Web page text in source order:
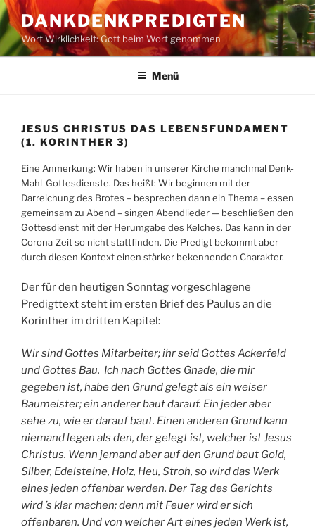
Zum
Inhalt
springen
DANKDENKPREDIGTEN
Wort Wirklichkeit: Gott beim Wort genommen
Menü
JESUS CHRISTUS DAS LEBENSFUNDAMENT
(1. KORINTHER 3)
Eine Anmerkung: Wir haben in unserer Kirche manchmal Denk-
Mahl-Gottesdienste. Das heißt: Wir beginnen mit der
Darreichung des Brotes – besprechen dann ein Thema – essen
gemeinsam zu Abend – singen Abendlieder — beschließen den
Gottesdienst mit der Herumgabe des Kelches. Das kann in der
Corona-Zeit so nicht stattfinden. Die Predigt bekommt aber
durch diesen Kontext einen stärker bekennenden Charakter.
Der für den heutigen Sonntag vorgeschlagene
Predigttext steht im ersten Brief des Paulus an die
Korinther im dritten Kapitel:
Wir sind Gottes Mitarbeiter; ihr seid Gottes Ackerfeld
und Gottes Bau. Ich nach Gottes Gnade, die mir
gegeben ist, habe den Grund gelegt als ein weiser
Baumeister; ein anderer baut darauf. Ein jeder aber
sehe zu, wie er darauf baut. Einen anderen Grund kann
niemand legen als den, der gelegt ist, welcher ist Jesus
Christus. Wenn jemand aber auf den Grund baut Gold,
Silber, Edelsteine, Holz, Heu, Stroh, so wird das Werk
eines jeden offenbar werden. Der Tag des Gerichts
wird ’s klar machen; denn mit Feuer wird er sich
offenbaren. Und von welcher Art eines jeden Werk ist,